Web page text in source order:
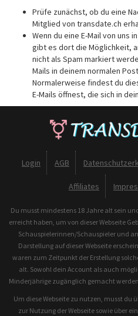
Prüfe zunächst, ob du eine
Mitglied von transdate.ch
Wenn du eine E-Mail von uns
gibt es dort die Möglichkeit,
nicht als Spam markiert
Mails in deinem normalen
Normalerweise findest du
E-Mails öffnest, die sich in
Login AGB
Affiliates
Du musst mindestens 18 Jahre alt sein
erreicht haben, um von dieser Webseite
Schauspielerinnen/Schauspieler und
Darstellung auf dieser Webseite
waren zum Zeitpunkt der Erstellung
alt. Sowohl dein Account als auch
Minderjährige zugänglich gemacht
Um diese Webseite zu nutzen, musst
zur Nutzung der Webseite sowie über